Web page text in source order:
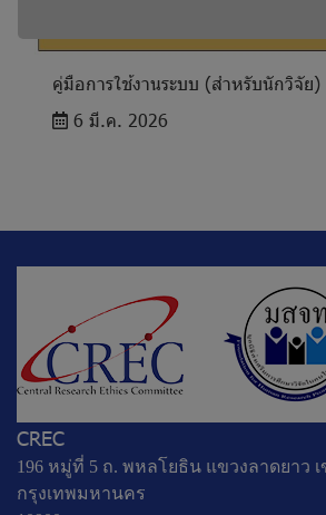
คู่มือการใช้งานระบบ (สำหรับนักวิจัย)
6 มี.ค. 2026
CREC
196 หมู่ที่ 5 ถ. พหลโยธิน แขวงลาดยาว
กรุงเทพมหานคร